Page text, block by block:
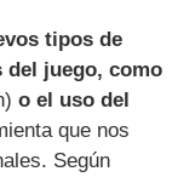
tipos de
del juego, como
o el uso del
que nos
Según